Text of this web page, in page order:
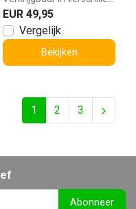
EUR 49,95
Vergelijk
Bekijken
1 2 3
Abonneer